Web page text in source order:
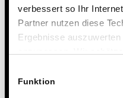
verbessert so Ihr
Partner nutzen diese
Ergebnisse
Technologien.
Funktion